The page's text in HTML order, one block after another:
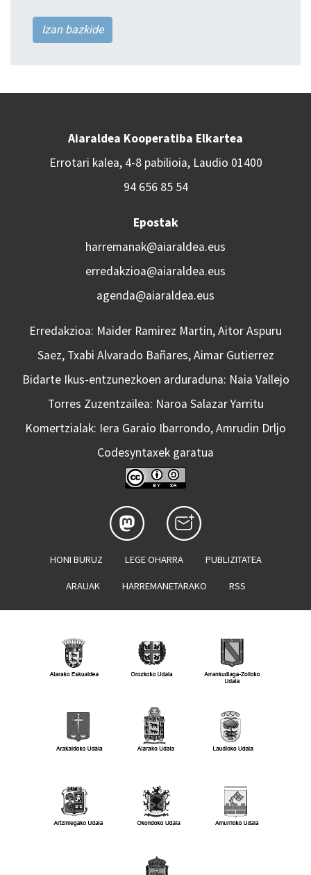
Izan bazkide
Aiaraldea Kooperatiba Elkartea
Errotari kalea, 4-8 pabilioia, Laudio 01400
94 656 85 54
Epostak
harremanak@aiaraldea.eus
erredakzioa@aiaraldea.eus
agenda@aiaraldea.eus
Erredakzioa: Maider Ramirez Martin, Aitor Aspuru
Saez, Txabi Alvarado Bañares, Aimar Gutierrez
Bidarte Ikus-entzunezkoen arduraduna: Naia Vallejo
Torres Zuzentzailea: Naroa Salazar Yarritu
Komertzialak: Iera Garaio Ibarrondo, Amrudin Drljo
Codesyntaxek garatua
HONI BURUZ LEGE OHARRA PUBLIZITATEA
ARAUAK HARREMANETARAKO RSS